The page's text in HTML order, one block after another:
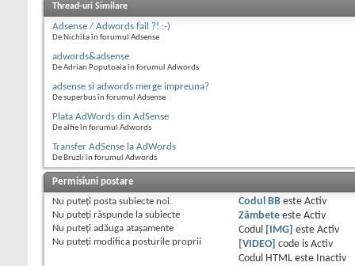
Thread-uri Similare
Adsense / Adwords fail ?! :-)
De Nichita în forumul Adsense
adwords&adsense
De Adrian Poputoaia în forumul Adwords
adsense si adwords merge impreuna?
De superbus în forumul Adsense
Plata AdWords din AdSense
De alfie în forumul Adwords
Transfer AdSense la AdWords
De Bruzli în forumul Adwords
Permisiuni postare
Nu puteţi posta subiecte noi.
Nu puteţi răspunde la subiecte
Nu puteţi adăuga ataşamente
Nu puteţi modifica posturile proprii
Codul BBeste Activ
Zâmbeteeste Activ
Codul
[IMG] este Activ
[VIDEO] code is Activ
Codul HTML este
Inactiv